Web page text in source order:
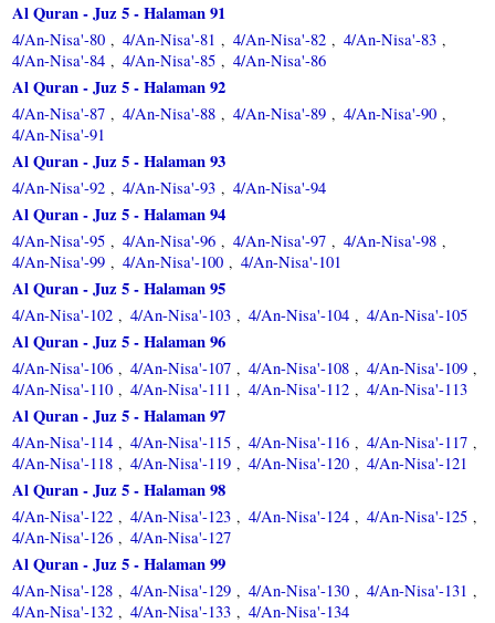
Al Quran - Juz 5 - Halaman 91
4/An-Nisa'-80 , 4/An-Nisa'-81 , 4/An-Nisa'-82 , 4/An-Nisa'-83 ,
4/An-Nisa'-84 , 4/An-Nisa'-85 , 4/An-Nisa'-86
Al Quran - Juz 5 - Halaman 92
4/An-Nisa'-87 , 4/An-Nisa'-88 , 4/An-Nisa'-89 , 4/An-Nisa'-90 ,
4/An-Nisa'-91
Al Quran - Juz 5 - Halaman 93
4/An-Nisa'-92 , 4/An-Nisa'-93 , 4/An-Nisa'-94
Al Quran - Juz 5 - Halaman 94
4/An-Nisa'-95 , 4/An-Nisa'-96 , 4/An-Nisa'-97 , 4/An-Nisa'-98 ,
4/An-Nisa'-99 , 4/An-Nisa'-100 , 4/An-Nisa'-101
Al Quran - Juz 5 - Halaman 95
4/An-Nisa'-102 , 4/An-Nisa'-103 , 4/An-Nisa'-104 , 4/An-Nisa'-105
Al Quran - Juz 5 - Halaman 96
4/An-Nisa'-106 , 4/An-Nisa'-107 , 4/An-Nisa'-108 , 4/An-Nisa'-109 ,
4/An-Nisa'-110 , 4/An-Nisa'-111 , 4/An-Nisa'-112 , 4/An-Nisa'-113
Al Quran - Juz 5 - Halaman 97
4/An-Nisa'-114 , 4/An-Nisa'-115 , 4/An-Nisa'-116 , 4/An-Nisa'-117 ,
4/An-Nisa'-118 , 4/An-Nisa'-119 , 4/An-Nisa'-120 , 4/An-Nisa'-121
Al Quran - Juz 5 - Halaman 98
4/An-Nisa'-122 , 4/An-Nisa'-123 , 4/An-Nisa'-124 , 4/An-Nisa'-125 ,
4/An-Nisa'-126 , 4/An-Nisa'-127
Al Quran - Juz 5 - Halaman 99
4/An-Nisa'-128 , 4/An-Nisa'-129 , 4/An-Nisa'-130 , 4/An-Nisa'-131 ,
4/An-Nisa'-132 , 4/An-Nisa'-133 , 4/An-Nisa'-134